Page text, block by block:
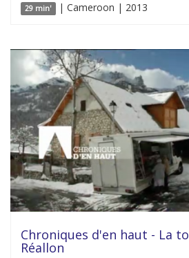
29 min' | Cameroon | 2013
Chroniques d'en haut - La
Réallon